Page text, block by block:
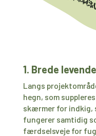
1. Brede
Langs
hegn, som
skærmer for indkig,
fungerer samtidig
færdselsveje for